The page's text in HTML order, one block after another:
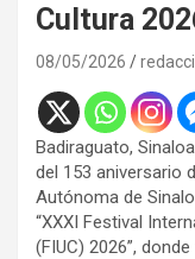
Cultura
08/05/2026
Badiraguato,
del 153 aniversario
Autónoma de
“XXXI Festival
(FIUC) 2026”,